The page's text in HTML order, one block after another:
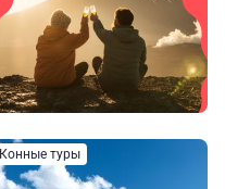
Конные туры